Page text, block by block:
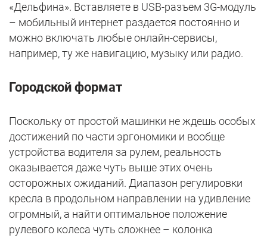
«Дельфина». Вставляете в USB-разъем 3G-модуль
– мобильный интернет раздается постоянно и
можно включать любые онлайн-сервисы,
например, ту же навигацию, музыку или радио.
Городской формат
Поскольку от простой машинки не ждешь особых
достижений по части эргономики и вообще
устройства водителя за рулем, реальность
оказывается даже чуть выше этих очень
осторожных ожиданий. Диапазон регулировки
кресла в продольном направлении на удивление
огромный, а найти оптимальное положение
рулевого колеса чуть сложнее – колонка